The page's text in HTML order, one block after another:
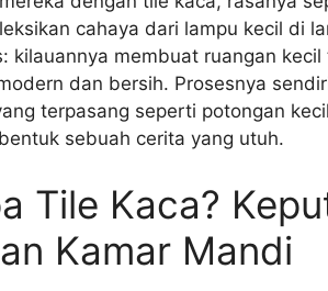
cahaya dari lampu kecil di
kilauannya membuat ruangan
dan bersih. Prosesnya
terpasang seperti potongan
sebuah cerita yang utuh.
Tile Kaca?
Kamar Mandi